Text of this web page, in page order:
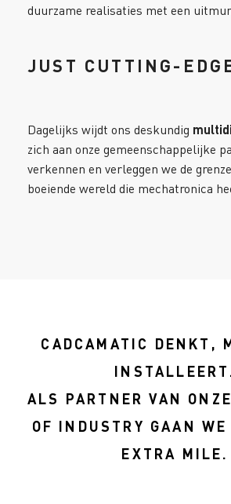
duurzame realisaties met een
JUST CUTTING-
Dagelijks wijdt ons deskundig
zich aan onze gemeenschappelijke
verkennen en verleggen we de
boeiende wereld die mechatronica
CADCAMATIC DENKT,
ALS PARTNER VAN
OF INDUSTRY GAAN
EXTRA MILE.